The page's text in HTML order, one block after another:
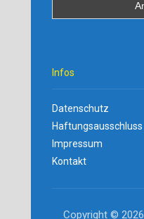
Infos
Datenschutz
Haftungsausschluss
Impressum
Kontakt
Copyright © 2026